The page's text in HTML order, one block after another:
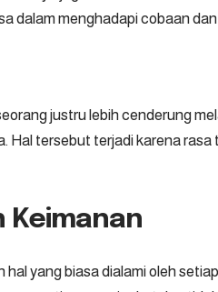
dalam menghadapi cobaan dan
justru lebih cenderung
Hal tersebut terjadi karena
Keimanan
yang biasa dialami oleh